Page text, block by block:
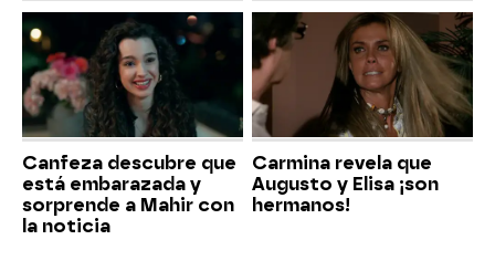
Canfeza descubre que
está embarazada y
sorprende a Mahir con
la noticia
Carmina revela que
Augusto y Elisa ¡son
hermanos!